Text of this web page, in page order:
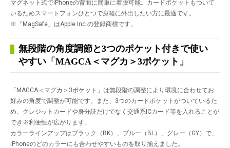
マグネット式でiPhoneの背面に簡単に着脱可能。カードポケットもついて
いるためスマートフォンひとつで身軽に外出したい方に最適です。
※「MagSafe」はApple Inc.の登録商標です。
無段階の角度調節と3つのポケット付きで使い
やすい「MAGCA＜マグカ＞3ポケット」
「MAGCA＜マグカ＞3ポケット」は無段階の調整により環境に合わせてお
好みの角度で調整が可能です。また、3つのカードポケットがついているた
め、クレジットカードや身分証だけでなく交通系ICカード等を入れることが
でき ※利便性が広がります。
カラーラインアップはブラック（BK）、ブルー（BL）、グレー（GY）で、
iPhoneのどのカラーにも合わせやすいものを取り揃えました。